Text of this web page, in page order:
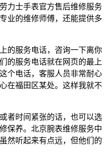
力士手表官方售后维修服务
业的维修师傅，还能提供多
的服务电话，咨询一下离你
的服务电话就在网页的最上
个电话，客服人员非常耐心
在福田区某处。这样我就不
者时间紧张的话，也可以选
保养。北京腕表维修服务中
然听起来有点远，但他们的